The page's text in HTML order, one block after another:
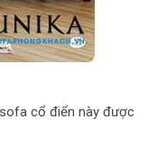
cổ điển này được